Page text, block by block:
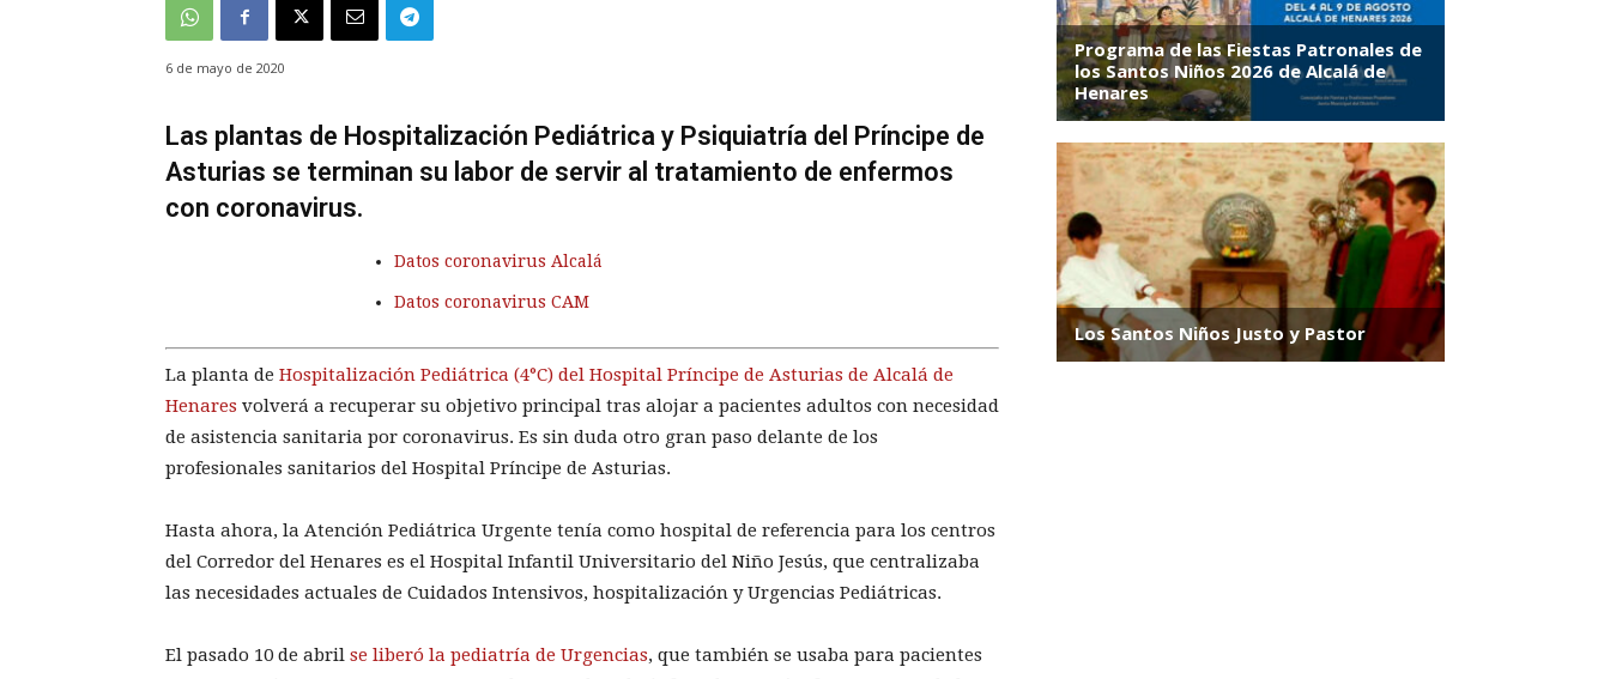
6 de mayo de 2020
Las plantas de Hospitalización Pediátrica y Psiquiatría del Príncipe de
Asturias se terminan su labor de servir al tratamiento de enfermos
con coronavirus.
Datos coronavirus Alcalá
Datos coronavirus CAM
La planta de Hospitalización Pediátrica (4°C) del Hospital Príncipe de Asturias de Alcalá de
Henares volverá a recuperar su objetivo principal tras alojar a pacientes adultos con necesidad
de asistencia sanitaria por coronavirus. Es sin duda otro gran paso delante de los
profesionales sanitarios del Hospital Príncipe de Asturias.
Hasta ahora, la Atención Pediátrica Urgente tenía como hospital de referencia para los centros
del Corredor del Henares es el Hospital Infantil Universitario del Niño Jesús, que centralizaba
las necesidades actuales de Cuidados Intensivos, hospitalización y Urgencias Pediátricas.
El pasado 10 de abril se liberó la pediatría de Urgencias, que también se usaba para pacientes